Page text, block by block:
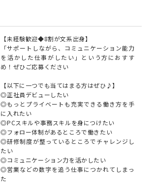
【未経験歓迎◆8割が文系出身】
「サポートしながら、コミュニケーション能力
を活かした仕事がしたい」という方におすす
め！ぜひご応募ください
【以下に一つでも当てはまる方はぜひ♪】
◎正社員デビューしたい
◎もっとプライベートも充実できる働き方を手
に入れたい
◎PCスキルや事務スキルを身につけたい
◎フォロー体制があるところで働きたい
◎研修制度が整っているところでチャレンジし
たい
◎コミュニケーション力を活かしたい
◎営業などの数字を追う仕事につかれてしまっ
た